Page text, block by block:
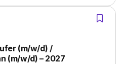
(m/w/d) /
(m/w/d) – 2027